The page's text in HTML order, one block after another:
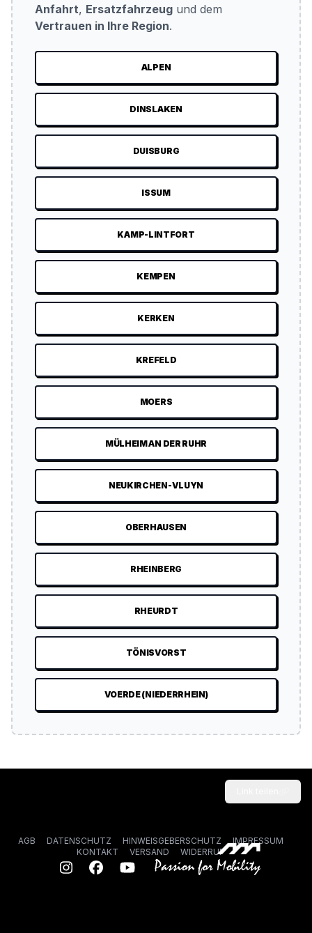
Anfahrt, Ersatzfahrzeug und dem
Vertrauen in Ihre Region.
ALPEN
DINSLAKEN
DUISBURG
ISSUM
KAMP-LINTFORT
KEMPEN
KERKEN
KREFELD
MOERS
MÜLHEIM AN DER RUHR
NEUKIRCHEN-VLUYN
OBERHAUSEN
RHEINBERG
RHEURDT
TÖNISVORST
VOERDE (NIEDERRHEIN)
AGB DATENSCHUTZ HINWEISGEBERSCHUTZ
IMPRESSUM
KONTAKT
VERSAND WIDERRUF